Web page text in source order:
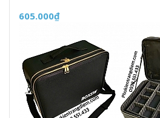
605.000₫